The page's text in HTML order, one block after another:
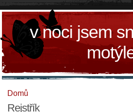
v noci jsem
Domů
Rejstřík